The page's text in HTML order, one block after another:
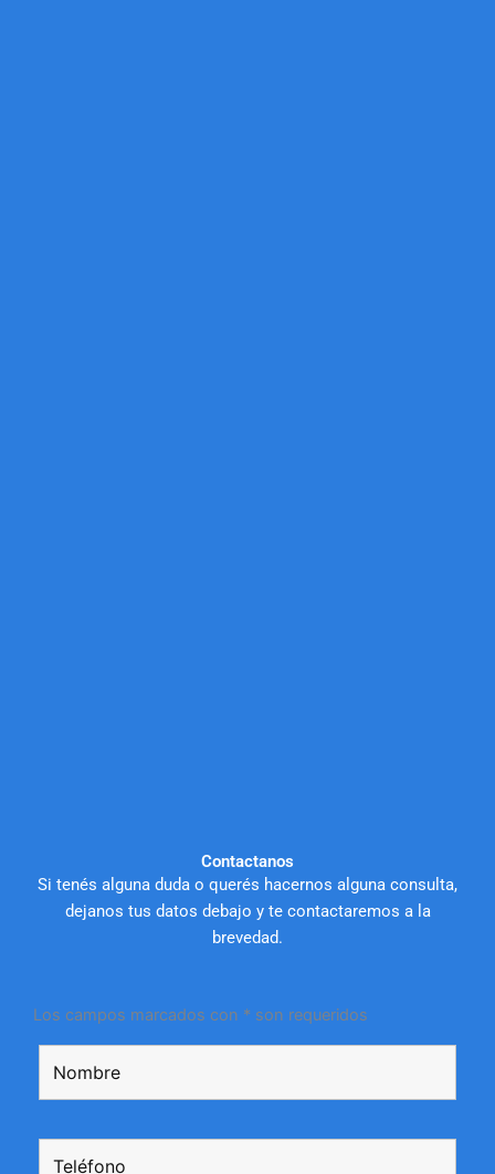
Contactanos
Si tenés alguna duda o querés hacernos alguna consulta,
dejanos tus datos debajo y te contactaremos a la
brevedad.
Los campos marcados con * son requeridos